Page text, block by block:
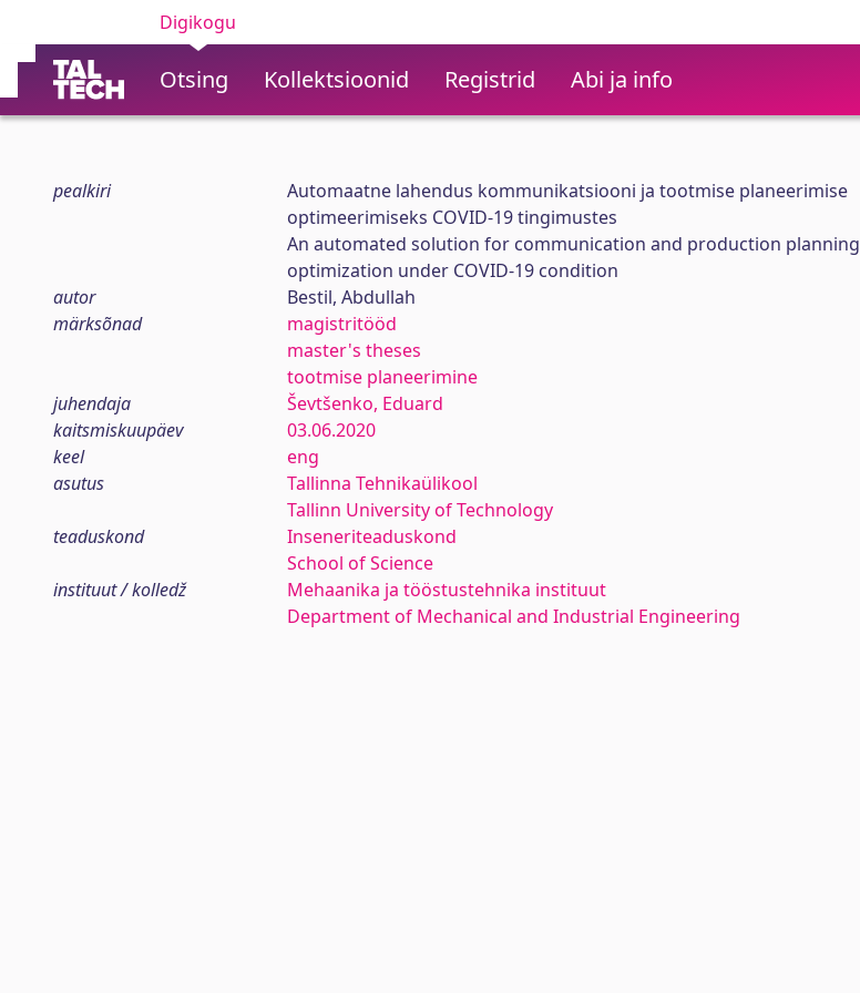
Digikogu
Otsing Kollektsioonid Registrid Abi ja info
pealkiri
Automaatne lahendus kommunikatsiooni ja tootmise planeerimise
optimeerimiseks COVID-19 tingimustes
An automated solution for communication and production planning
optimization under COVID-19 condition
autor
Bestil, Abdullah
märksõnad
magistritööd
master's theses
tootmise planeerimine
juhendaja
Ševtšenko, Eduard
kaitsmiskuupäev
03.06.2020
keel
eng
asutus
Tallinna Tehnikaülikool
Tallinn University of Technology
teaduskond
Inseneriteaduskond
School of Science
instituut / kolledž
Mehaanika ja tööstustehnika instituut
Department of Mechanical and Industrial Engineering